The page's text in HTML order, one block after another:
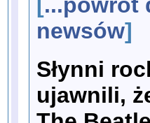
newsów]
Słynni
ujawnili,